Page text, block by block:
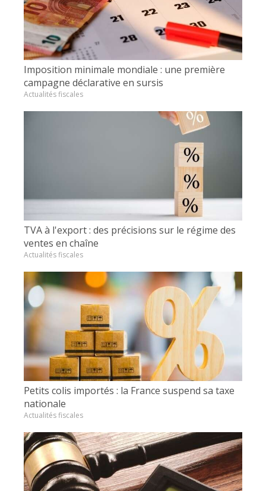
Imposition minimale mondiale : une première
campagne déclarative en sursis
Actualités fiscales
TVA à l'export : des précisions sur le régime des
ventes en chaîne
Actualités fiscales
Petits colis importés : la France suspend sa taxe
nationale
Actualités fiscales